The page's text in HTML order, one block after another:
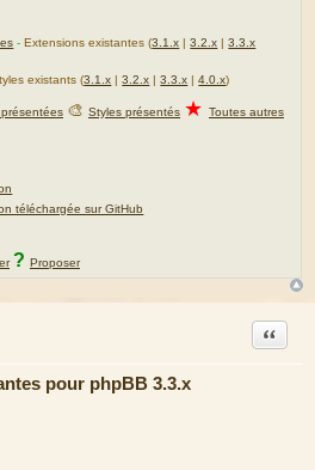
-Extensions existantes (3.1.x |3.2.x |3.3.x
existants (3.1.x |3.2.x |3.3.x |4.0.x)
🎨 Styles présentés ★ Toutes autres
téléchargée sur GitHub
? Proposer
pour phpBB 3.3.x
Citation